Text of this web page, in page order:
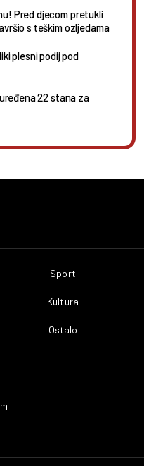
Pred djecom pretukli
s teškim ozljedama
plesni podij pod
22 stana za
Sport
Kultura
Ostalo